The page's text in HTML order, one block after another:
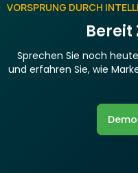
VORSPRUNG DURCH
Bereit
Sprechen Sie noch
und erfahren Sie, wie